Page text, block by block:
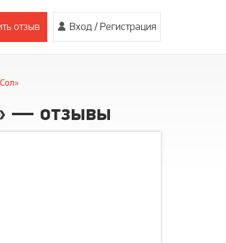
отзыв Вход/ Регистрация
— отзывы